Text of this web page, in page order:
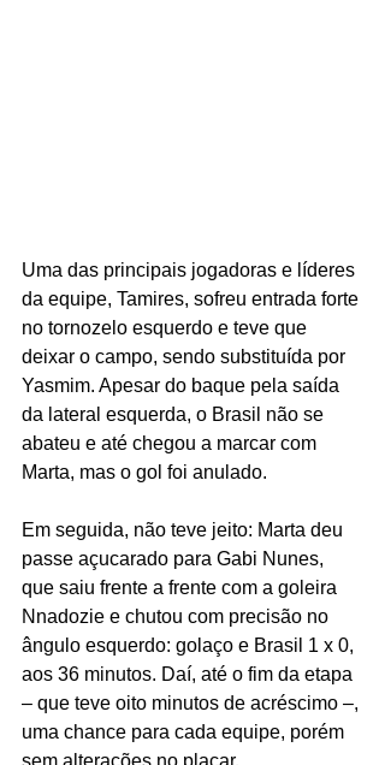
Uma das principais jogadoras e líderes
da equipe, Tamires, sofreu entrada forte
no tornozelo esquerdo e teve que
deixar o campo, sendo substituída por
Yasmim. Apesar do baque pela saída
da lateral esquerda, o Brasil não se
abateu e até chegou a marcar com
Marta, mas o gol foi anulado.
Em seguida, não teve jeito: Marta deu
passe açucarado para Gabi Nunes,
que saiu frente a frente com a goleira
Nnadozie e chutou com precisão no
ângulo esquerdo: golaço e Brasil 1 x 0,
aos 36 minutos. Daí, até o fim da etapa
– que teve oito minutos de acréscimo –,
uma chance para cada equipe, porém
sem alterações no placar.